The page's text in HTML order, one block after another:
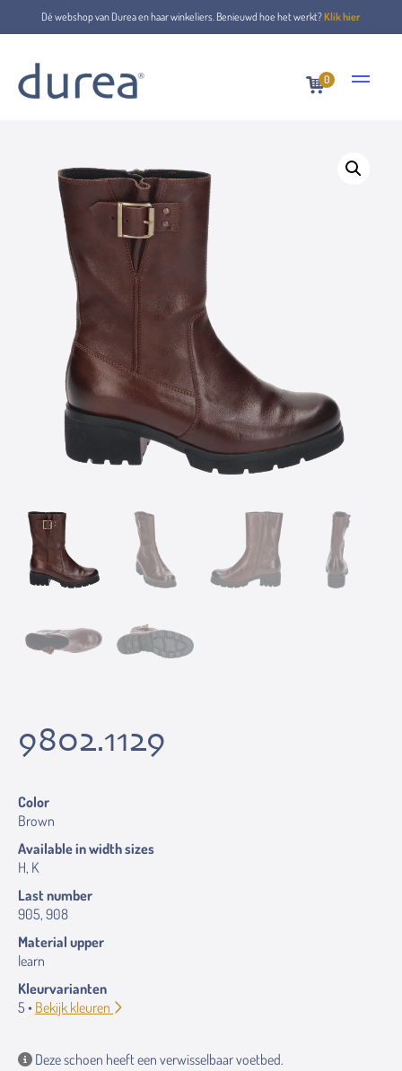
Dé webshop van Durea en haar winkeliers. Benieuwd hoe het werkt?Klik hier
0
Home Ankle boots
9802.1129
Color
Brown
Available in width sizes
H, K
Last number
905, 908
Material upper
learn
Kleurvarianten
5 • Bekijk kleuren
Deze schoen heeft een verwisselbaar voetbed.